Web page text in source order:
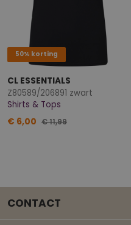
50% korting
CL ESSENTIALS
Z80589/206891 zwart
Shirts & Tops
€ 6,00 € 11,99
CONTACT